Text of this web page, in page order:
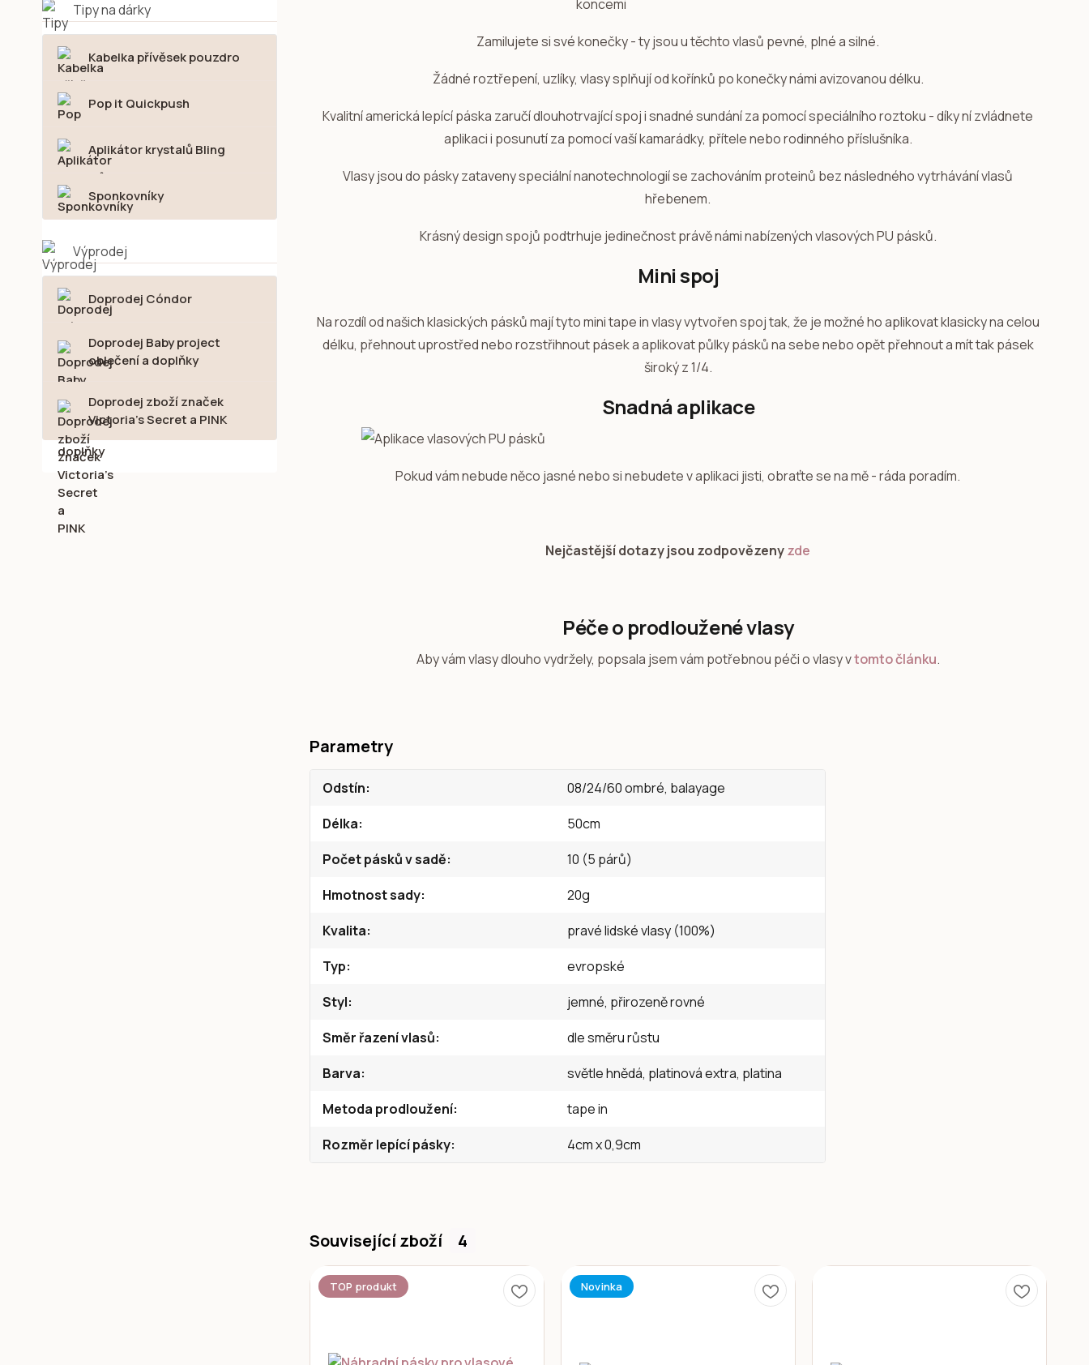
Tipy na dárky
Kabelka přívěsek pouzdro
Pop it Quickpush
Aplikátor krystalů Bling
Sponkovníky
Výprodej
Doprodej Cóndor
Doprodej Baby project
oblečení a doplňky
Doprodej zboží značek
Victoria's Secret a PINK
Zamilujete si své konečky - ty jsou u těchto vlasů pevné, plné a silné.
Žádné roztřepení, uzlíky, vlasy splňují od kořínků po konečky námi avizovanou délku.
Kvalitní americká lepící páska zaručí dlouhotrvající spoj i snadné sundání za pomocí speciálního roztoku - díky ní zvládnete
aplikaci i posunutí za pomocí vaší kamarádky, přítele nebo rodinného příslušníka.
Vlasy jsou do pásky zataveny speciální nanotechnologií se zachováním proteinů bez následného vytrhávání vlasů
hřebenem.
Krásný design spojů podtrhuje jedinečnost právě námi nabízených vlasových PU pásků.
Mini spoj
Na rozdíl od našich klasických pásků mají tyto mini tape in vlasy vytvořen spoj tak, že je možné ho aplikovat klasicky na celou
délku, přehnout uprostřed nebo rozstřihnout pásek a aplikovat půlky pásků na sebe nebo opět přehnout a mít tak pásek
široký z 1/4.
Snadná aplikace
Pokud vám nebude něco jasné nebo si nebudete v aplikaci jisti, obraťte se na mě - ráda poradím.
Nejčastější dotazy jsou zodpovězenyzde
Péče o prodloužené vlasy
Aby vám vlasy dlouho vydržely, popsala jsem vám potřebnou péči o vlasy vtomto článku.
Parametry
Odstín
08/24/60 ombré, balayage
Délka
50cm
Počet pásků v sadě
10 (5 párů)
Hmotnost sady
20g
Kvalita
pravé lidské vlasy (100%)
Typ
evropské
Styl
jemné, přirozeně rovné
Směr řazení vlasů
dle směru růstu
Barva
světle hnědá, platinová extra, platina
Metoda prodloužení
tape in
Rozměr lepící pásky
4cm x 0,9cm
Související zboží 4
TOP produkt Novinka